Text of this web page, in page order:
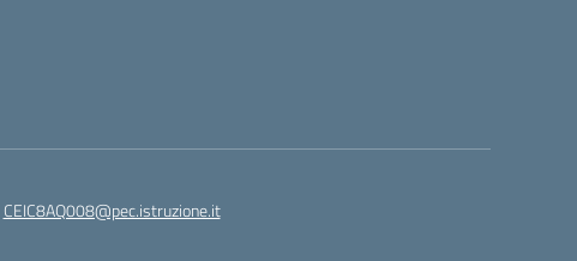
CEIC8AQ008@pec.istruzione.it